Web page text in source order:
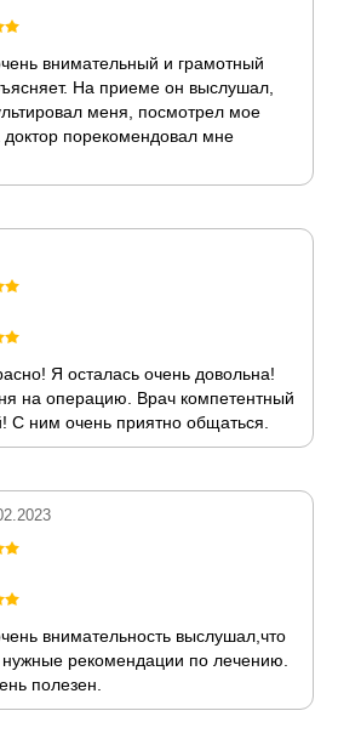
внимательный и грамотный
На приеме он выслушал,
меня, посмотрел мое
доктор порекомендовал мне
Я осталась очень довольна!
на операцию. Врач компетентный
С ним очень приятно общаться.
внимательность выслушал,что
рекомендации по лечению.
полезен.